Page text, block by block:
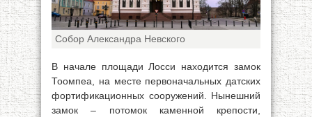
Собор Александра Невского
В начале площади Лосси находится замок
Тоомпеа, на месте первоначальных датских
фортификационных сооружений. Нынешний
замок – потомок каменной крепости,